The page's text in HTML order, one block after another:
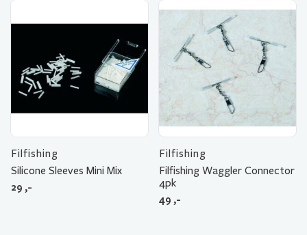
Filfishing
Silicone Sleeves Mini Mix
29 ,-
Filfishing
Filfishing Waggler Connector
4pk
49 ,-